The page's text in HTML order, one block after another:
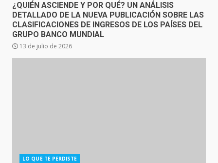
¿QUIÉN ASCIENDE Y POR QUÉ? UN ANÁLISIS
DETALLADO DE LA NUEVA PUBLICACIÓN SOBRE LAS
CLASIFICACIONES DE INGRESOS DE LOS PAÍSES DEL
GRUPO BANCO MUNDIAL
13 de julio de 2026
LO QUE TE PERDISTE